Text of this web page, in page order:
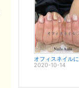
2020-10-14